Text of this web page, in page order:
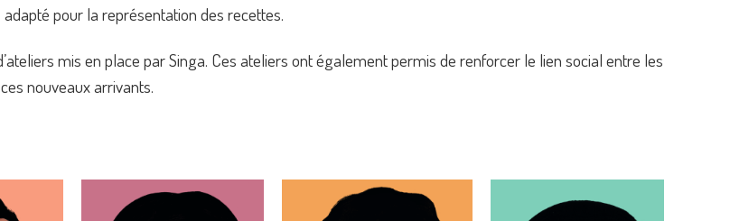
pour la représentation des recettes.
mis en place par Singa. Ces ateliers ont également permis de renforcer le lien social entre les
nouveaux arrivants.